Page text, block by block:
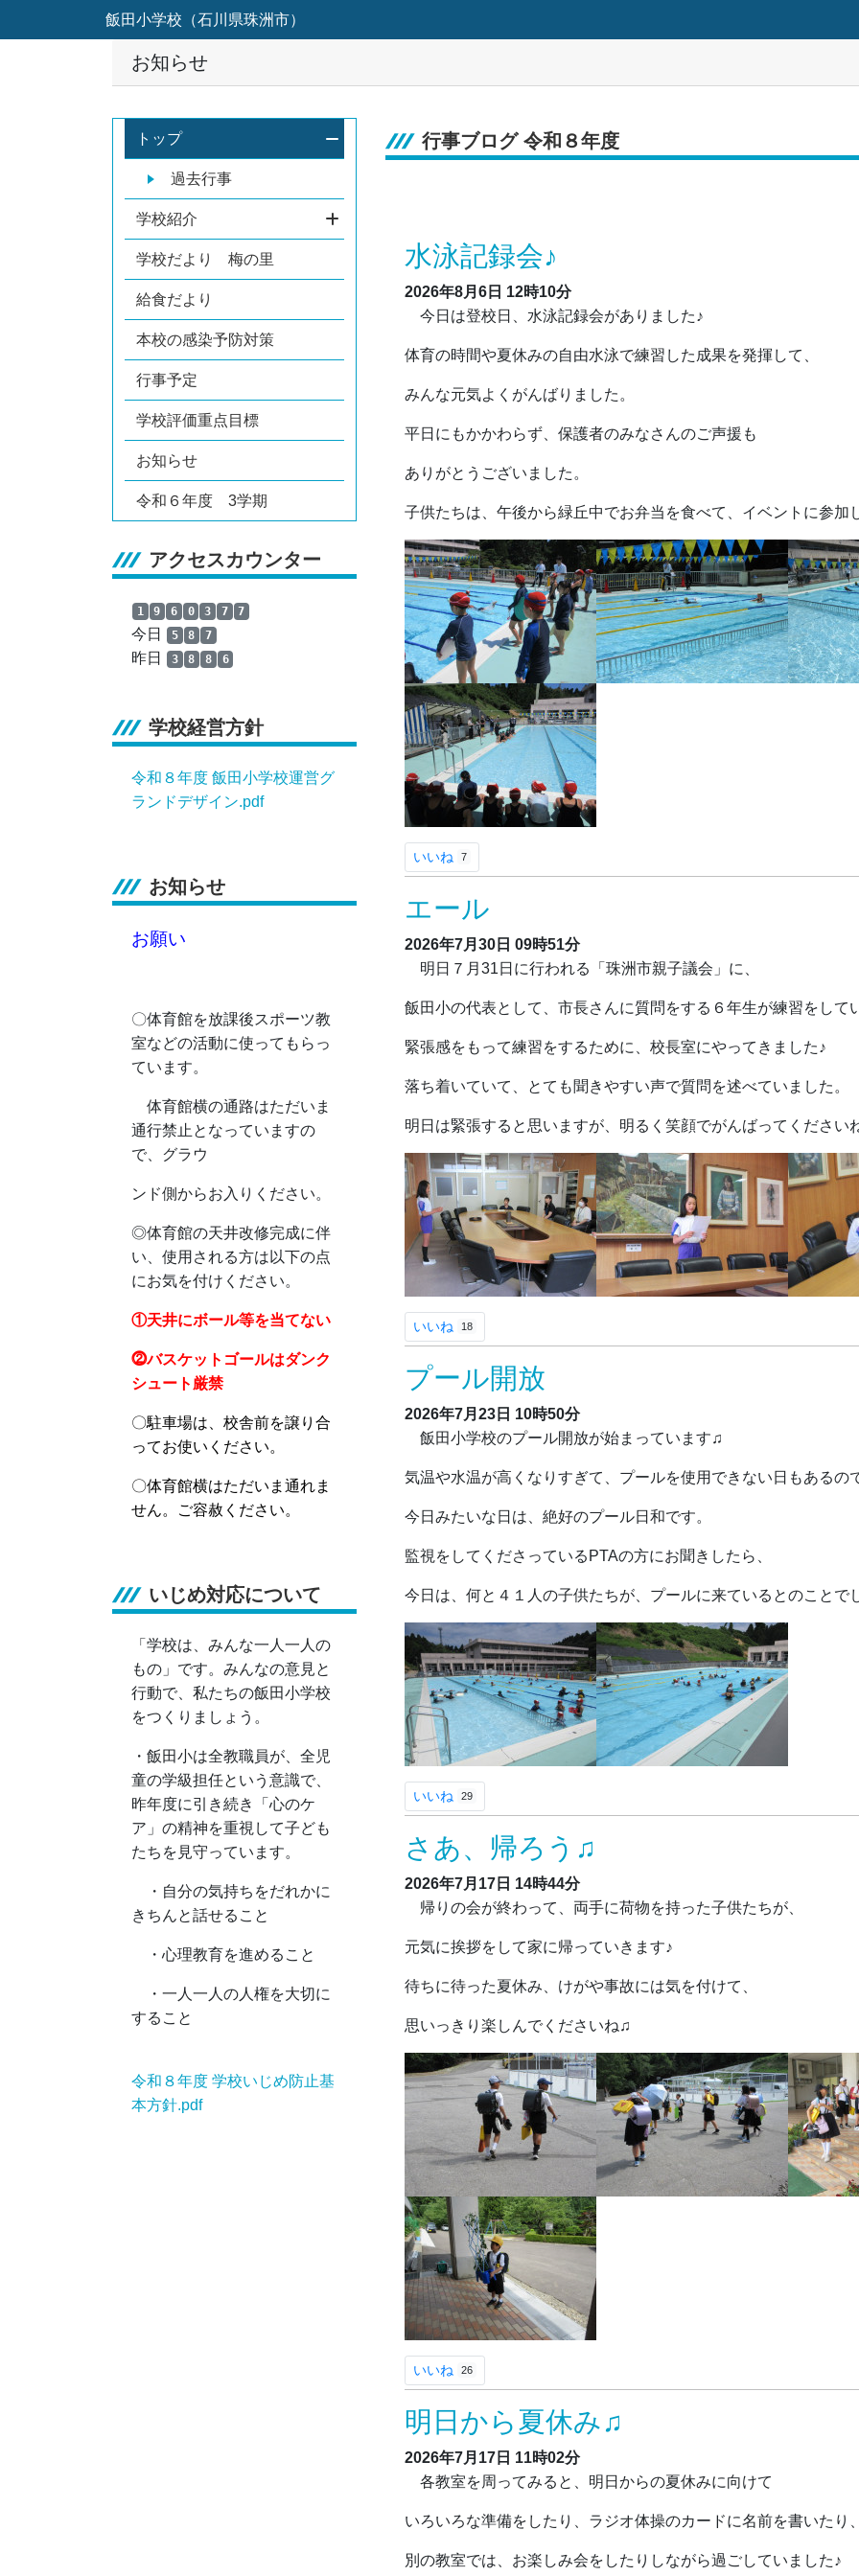
飯田小学校（石川県珠洲市）
お知らせ
トップ
過去行事
学校紹介
学校だより 梅の里
給食だより
本校の感染予防対策
行事予定
学校評価重点目標
お知らせ
令和６年度 3学期
アクセスカウンター
1 9 6 0 3 7 7
今日 5 8 7
昨日 3 8 8 6
学校経営方針
令和８年度 飯田小学校運営グ
ランドデザイン.pdf
お知らせ
お願い
〇体育館を放課後スポーツ教
室などの活動に使ってもらっ
ています。
体育館横の通路はただいま
通行禁止となっていますの
で、グラウ
ンド側からお入りください。
◎体育館の天井改修完成に伴
い、使用される方は以下の点
にお気を付けください。
①天井にボール等を当てない
⓶バスケットゴールはダンク
シュート厳禁
〇駐車場は、校舎前を譲り合
ってお使いください。
〇体育館横はただいま通れま
せん。ご容赦ください。
いじめ対応について
「学校は、みんな一人一人の
もの」です。みんなの意見と
行動で、私たちの飯田小学校
をつくりましょう。
・飯田小は全教職員が、全児
童の学級担任という意識で、
昨年度に引き続き「心のケ
ア」の精神を重視して子ども
たちを見守っています。
・自分の気持ちをだれかに
きちんと話せること
・心理教育を進めること
・一人一人の人権を大切に
すること
令和８年度 学校いじめ防止基
本方針.pdf
行事ブログ 令和８年度
水泳記録会♪
2026年8月6日 12時10分
今日は登校日、水泳記録会がありました♪
体育の時間や夏休みの自由水泳で練習した成果を発揮して、
みんな元気よくがんばりました。
平日にもかかわらず、保護者のみなさんのご声援も
ありがとうございました。
子供たちは、午後から緑丘中でお弁当を食べて、イベントに参加
いいね 7
エール
2026年7月30日 09時51分
明日７月31日に行われる「珠洲市親子議会」に、
飯田小の代表として、市長さんに質問をする６年生が練習をして
緊張感をもって練習をするために、校長室にやってきました♪
落ち着いていて、とても聞きやすい声で質問を述べていました。
明日は緊張すると思いますが、明るく笑顔でがんばってください
いいね 18
プール開放
2026年7月23日 10時50分
飯田小学校のプール開放が始まっています♫
気温や水温が高くなりすぎて、プールを使用できない日もあるの
今日みたいな日は、絶好のプール日和です。
監視をしてくださっているPTAの方にお聞きしたら、
今日は、何と４１人の子供たちが、プールに来ているとのことで
いいね 29
さあ、帰ろう♫
2026年7月17日 14時44分
帰りの会が終わって、両手に荷物を持った子供たちが、
元気に挨拶をして家に帰っていきます♪
待ちに待った夏休み、けがや事故には気を付けて、
思いっきり楽しんでくださいね♫
いいね 26
明日から夏休み♫
2026年7月17日 11時02分
各教室を周ってみると、明日からの夏休みに向けて
いろいろな準備をしたり、ラジオ体操のカードに名前を書いたり
別の教室では、お楽しみ会をしたりしながら過ごしていました♪